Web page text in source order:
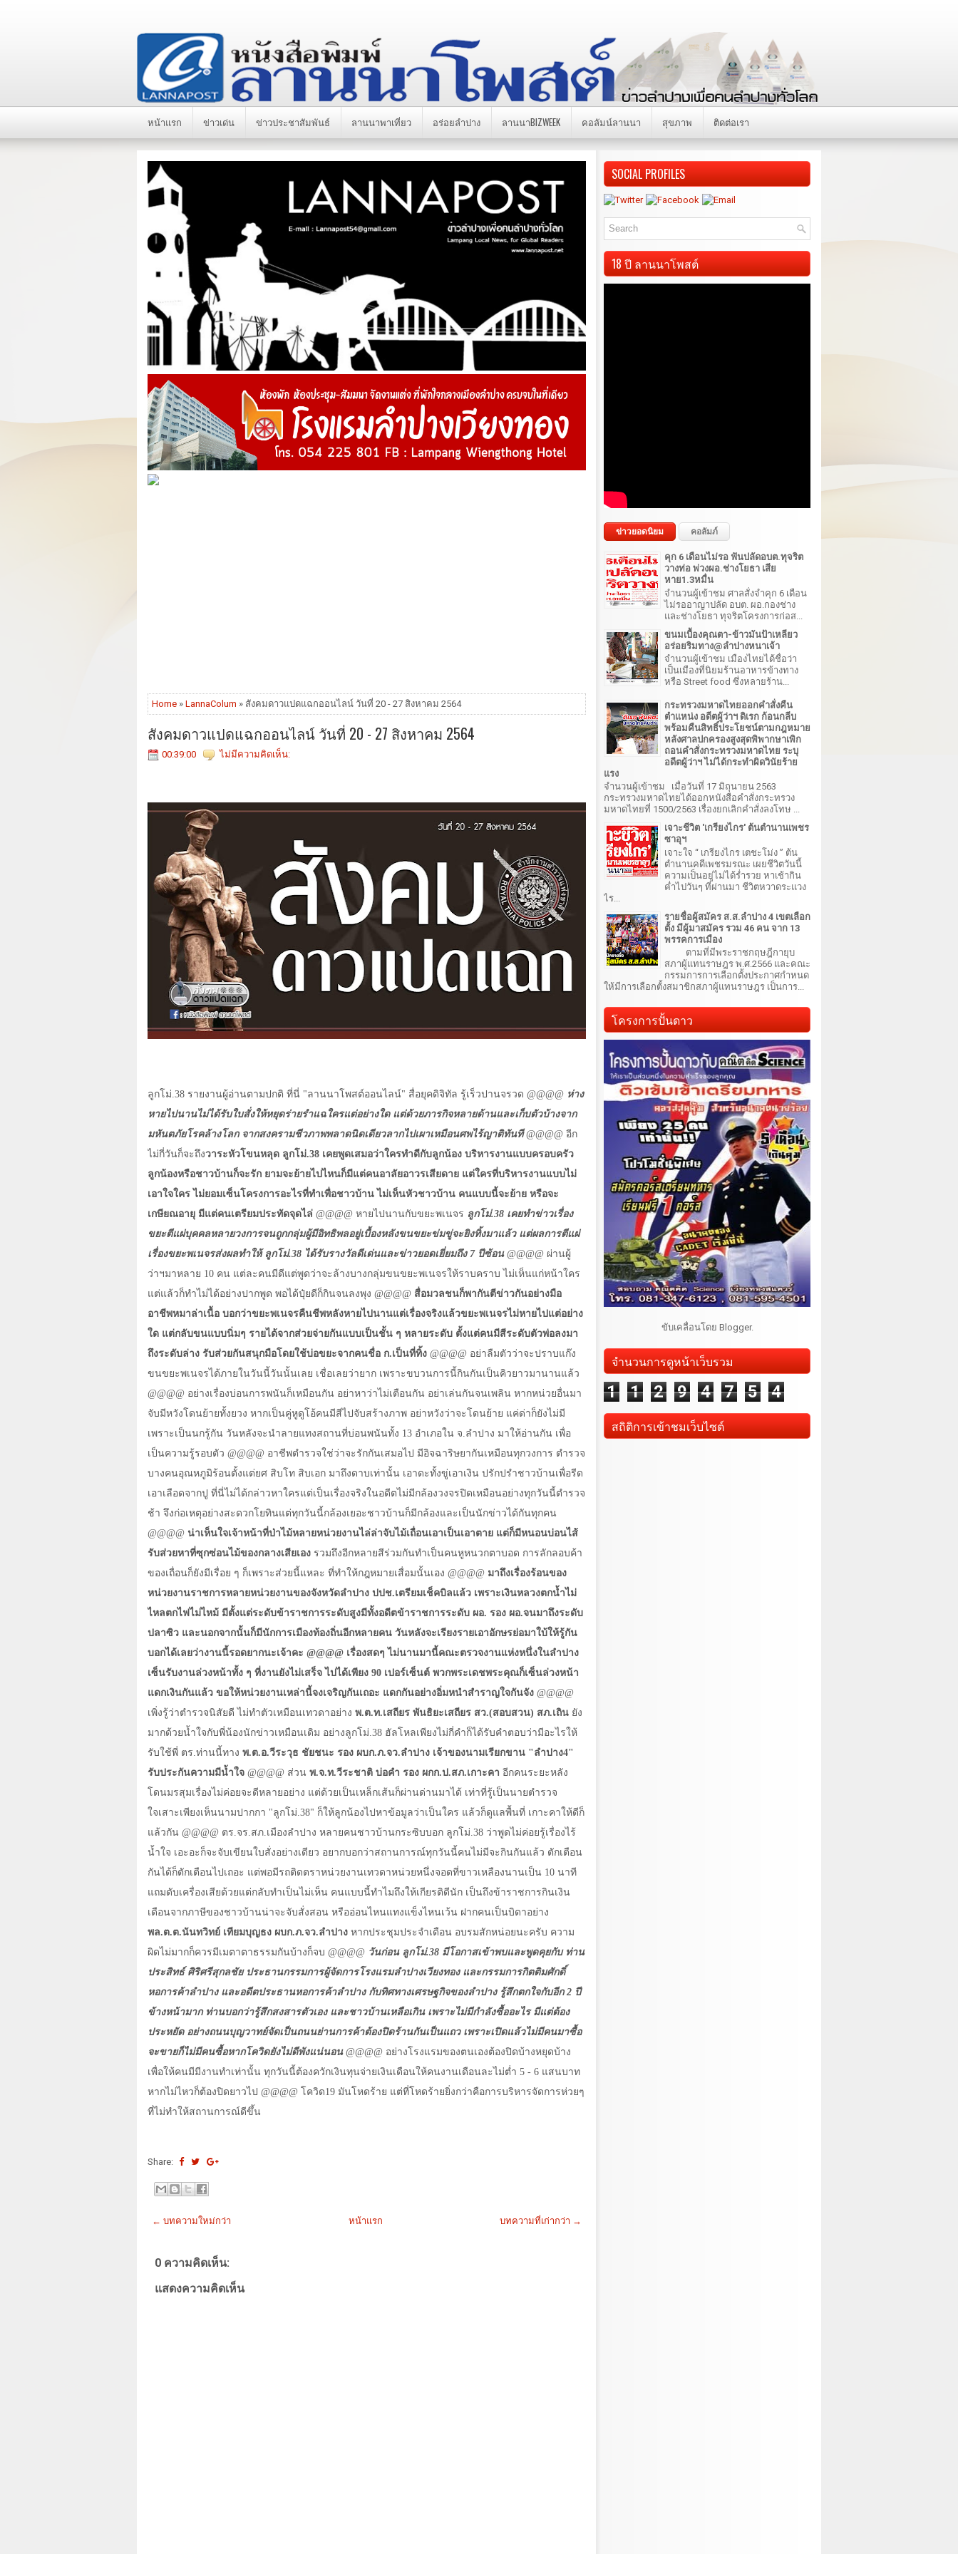
หน้าแรก ข่าวเด่น ข่าวประชาสัมพันธ์ ลานนาพาเที่ยว อร่อยลำปาง ลานนาBIZWEEK คอลัมน์ลานนา สุขภาพ ติดต่อเรา
Home » LannaColum » สังคมดาวแปดแฉกออนไลน์ วันที่ 20 - 27 สิงหาคม 2564
สังคมดาวแปดแฉกออนไลน์ วันที่ 20 - 27 สิงหาคม 2564
00:39:00 ไม่มีความคิดเห็น:
ลูกโม่.38 รายงานผู้อ่านตามปกติ ที่นี่ "ลานนาโพสต์ออนไลน์" สื่อยุคดิจิทัล รู้เร็วปานจรวด @@@@ ห่าง
หายไปนานไม่ได้รับใบสั่งให้หยุดร่ายรำแฉใครแต่อย่างใด แต่ด้วยภารกิจหลายด้านและเก็บตัวบ้างจาก
มหันตภัยโรคล้างโลก จากสงครามชีวภาพพลาดนิดเดียวลากไปเผาเหมือนศพไร้ญาติทันที@@@@ อีก
ไม่กี่วันก็จะถึงวาระหัวโขนหลุด ลูกโม่.38 เคยพูดเสมอว่าใครทำดีกับลูกน้อง บริหารงานแบบครอบครัว
ลูกน้องหรือชาวบ้านก็จะรัก ยามจะย้ายไปไหนก็มีแต่คนอาลัยอาวรเสียดาย แต่ใครที่บริหารงานแบบไม่
เอาใจใคร ไม่ยอมเซ็นโครงการอะไรที่ทำเพื่อชาวบ้าน ไม่เห็นหัวชาวบ้าน คนแบบนี้จะย้าย หรือจะ
เกษียณอายุ มีแต่คนเตรียมประทัดจุดไล่ @@@@ หายไปนานกับขยะพเนจร ลูกโม่.38 เคยทำข่าวเรื่อง
ขยะตีแผ่บุคคลหลายวงการจนถูกกลุ่มผู้มีอิทธิพลอยู่เบื้องหลังขนขยะข่มขู่จะยิงทิ้งมาแล้ว แต่ผลการตีแผ่
เรื่องขยะพเนจรส่งผลทำให้ ลูกโม่.38 ได้รับรางวัลดีเด่นและข่าวยอดเยี่ยมถึง 7 ปีซ้อน @@@@ ผ่านผู้
ว่าฯมาหลาย 10 คน แต่ละคนมีดีแต่พูดว่าจะล้างบางกลุ่มขนขยะพเนจรให้ราบคราบ ไม่เห็นแก่หน้าใคร
แต่แล้วก็ทำไม่ได้อย่างปากพูด พอได้ปุ๋ยดีก็กินจนลงพุง @@@@ สื่อมวลชนก็พากันตีข่าวกันอย่างมือ
อาชีพหมาล่าเนื้อ บอกว่าขยะพเนจรคืนชีพหลังหายไปนานแต่เรื่องจริงแล้วขยะพเนจรไม่หายไปแต่อย่าง
ใด แต่กลับขนแบบนิ่มๆ รายได้จากส่วยจ่ายกันแบบเป็นชั้น ๆ หลายระดับ ตั้งแต่คนมีสีระดับตัวพ่อลงมา
ถึงระดับล่าง รับส่วยกันสนุกมือโดยใช้บ่อขยะจากคนชื่อ ก.เป็นที่ทิ้ง @@@@ อย่าลืมตัวว่าจะปราบแก๊ง
ขนขยะพเนจรได้ภายในวันนี้วันนั้นเลย เชื่อเลยว่ายาก เพราะขบวนการนี้กินกันเป็นคิวยาวมานานแล้ว
@@@@ อย่างเรื่องบ่อนการพนันก็เหมือนกัน อย่าหาว่าไม่เตือนกัน อย่าเล่นกันจนเพลิน หากหน่วยอื่นมา
จับมีหวังโดนย้ายทั้งยวง หากเป็นคู่หูดูโอ้คนมีสีไปจับสร้างภาพ อย่าหวังว่าจะโดนย้าย แค่ด่าก็ยังไม่มี
เพราะเป็นนกรู้กัน วันหลังจะนำลายแทงสถานที่บ่อนพนันทั้ง 13 อำเภอใน จ.ลำปาง มาให้อ่านกัน เพื่อ
เป็นความรู้รอบตัว @@@@ อาชีพตำรวจใช่ว่าจะรักกันเสมอไป มีอิจฉาริษยากันเหมือนทุกวงการ ตำรวจ
บางคนอุณหภูมิร้อนตั้งแต่ยศ สิบโท สิบเอก มาถึงดาบเท่านั้น เอาดะทั้งขู่เอาเงิน ปรักปรำชาวบ้านเพื่อรีด
เอาเลือดจากปู ที่นี่ไม่ได้กล่าวหาใครแต่เป็นเรื่องจริงในอดีตไม่มีกล้องวงจรปิดเหมือนอย่างทุกวันนี้ตำรวจ
ช้า จึงก่อเหตุอย่างสะดวกโยทินแต่ทุกวันนี้กล้องเยอะชาวบ้านก็มีกล้องและเป็นนักข่าวได้กันทุกคน
@@@@ น่าเห็นใจเจ้าหน้าที่ป่าไม้หลายหน่วยงานไล่ล่าจับไม้เถื่อนเอาเป็นเอาตาย แต่ก็มีหนอนบ่อนไส้
รับส่วยหาที่ซุกซ่อนไม้ของกลางเสียเอง รวมถึงอีกหลายสีร่วมกันทำเป็นคนหูหนวกตาบอด การลักลอบค้า
ของเถื่อนก็ยังมีเรื่อย ๆ ก็เพราะส่วยนี้แหละ ที่ทำให้กฎหมายเสื่อมนั้นเอง @@@@ มาถึงเรื่องร้อนของ
หน่วยงานราชการหลายหน่วยงานของจังหวัดลำปาง ปปช.เตรียมเช็คบิลแล้ว เพราะเงินหลวงตกน้ำไม่
ไหลตกไฟไม่ไหม้ มีตั้งแต่ระดับข้าราชการระดับสูงมีทั้งอดีตข้าราชการระดับ ผอ. รอง ผอ.จนมาถึงระดับ
ปลาซิว และนอกจากนั้นก็มีนักการเมืองท้องถิ่นอีกหลายคน วันหลังจะเรียงรายเอาอักษรย่อมาใบ้ให้รู้กัน
บอกได้เลยว่างานนี้รอดยากนะเจ้าคะ @@@@ เรื่องสดๆ ไม่นานมานี้คณะตรวจงานแห่งหนึ่งในลำปาง
เซ็นรับงานล่วงหน้าทั้ง ๆ ที่งานยังไม่เสร็จ ไปได้เพียง 90 เปอร์เซ็นต์ พวกพระเดชพระคุณก็เซ็นล่วงหน้า
แดกเงินกันแล้ว ขอให้หน่วยงานเหล่านี้จงเจริญกันเถอะ แดกกันอย่างอิ่มหนำสำราญใจกันจัง @@@@
เพิ่งรู้ว่าตำรวจนิสัยดี ไม่ทำตัวเหมือนเทวดาอย่าง พ.ต.ท.เสถียร พันธิยะเสถียร สว.(สอบสวน) สภ.เถิน ยัง
มากด้วยน้ำใจกับพี่น้องนักข่าวเหมือนเดิม อย่างลูกโม่.38 ฮัลโหลเพียงไม่กี่คำก็ได้รับคำตอบว่ามีอะไรให้
รับใช้พี่ ตร.ท่านนี้ทาง พ.ต.อ.วีระวุธ ชัยชนะ รอง ผบก.ภ.จว.ลำปาง เจ้าของนามเรียกขาน "ลำปาง4"
รับประกันความมีน้ำใจ @@@@ ส่วน พ.จ.ท.วีระชาติ บ่อคำ รอง ผกก.ป.สภ.เกาะคา อีกคนระยะหลัง
โดนมรสุมเรื่องไม่ค่อยจะดีหลายอย่าง แต่ด้วยเป็นเหล็กเส้นก็ผ่านด่านมาได้ เท่าที่รู้เป็นนายตำรวจ
ใจเสาะเพียงเห็นนามปากกา "ลูกโม่.38" ก็ให้ลูกน้องไปหาข้อมูลว่าเป็นใคร แล้วก็ดูแลพื้นที่ เกาะคาให้ดีก็
แล้วกัน @@@@ ตร.จร.สภ.เมืองลำปาง หลายคนชาวบ้านกระซิบบอก ลูกโม่.38 ว่าพูดไม่ค่อยรู้เรื่องไร้
น้ำใจ เอะอะก็จะจับเขียนใบสั่งอย่างเดียว อยากบอกว่าสถานการณ์ทุกวันนี้คนไม่มีจะกินกันแล้ว ตักเตือน
กันได้ก็ตักเตือนไปเถอะ แต่พอมีรถติดตราหน่วยงานเทวดาหน่วยหนึ่งจอดที่ขาวเหลืองนานเป็น 10 นาที
แถมดับเครื่องเสียด้วยแต่กลับทำเป็นไม่เห็น คนแบบนี้ทำไมถึงให้เกียรติดีนัก เป็นถึงข้าราชการกินเงิน
เดือนจากภาษีของชาวบ้านน่าจะจับสั่งสอน หรืออ่อนไหนแทงแข็งไหนเว้น ฝากคนเป็นบิดาอย่าง
พล.ต.ต.นันทวิทย์ เทียมบุญธง ผบก.ภ.จว.ลำปาง หากประชุมประจำเดือน อบรมสักหน่อยนะครับ ความ
ผิดไม่มากก็ควรมีเมตาตาธรรมกันบ้างก็จบ @@@@ วันก่อน ลูกโม่.38 มีโอกาสเข้าพบและพูดคุยกับ ท่าน
ประสิทธ์ ศิริศรีสุกลชัย ประธานกรรมการผู้จัดการโรงแรมลำปางเวียงทอง และกรรมการกิตติมศักดิ์
หอการค้าลำปาง และอดีตประธานหอการค้าลำปาง กับทิศทางเศรษฐกิจของลำปาง รู้สึกตกใจกับอีก 2 ปี
ข้างหน้ามาก ท่านบอกว่ารู้สึกสงสารตัวเอง และชาวบ้านเหลือเกิน เพราะไม่มีกำลังซื้ออะไร มีแต่ต้อง
ประหยัด อย่างถนนบุญวาทย์จัดเป็นถนนย่านการค้าต้องปิดร้านกันเป็นแถว เพราะเปิดแล้วไม่มีคนมาซื้อ
จะขายก็ไม่มีคนซื้อหากโควิดยังไม่ดีพังแน่นอน @@@@ อย่างโรงแรมของตนเองต้องปิดบ้างหยุดบ้าง
เพื่อให้คนมีมีงานทำเท่านั้น ทุกวันนี้ต้องควักเงินทุนจ่ายเงินเดือนให้คนงานเดือนละไม่ต่ำ 5 - 6 แสนบาท
หากไม่ไหวก็ต้องปิดยาวไป @@@@ โควิด19 มันโหดร้าย แต่ที่โหดร้ายยิ่งกว่าคือการบริหารจัดการห่วยๆ
ที่ไม่ทำให้สถานการณ์ดีขึ้น
Share:
← บทความใหม่กว่า บทความที่เก่ากว่า →
หน้าแรก
0 ความคิดเห็น:
แสดงความคิดเห็น
SOCIAL PROFILES
18 ปี ลานนาโพสต์
ข่าวยอดนิยม คอลัมภ์
คุก 6 เดือนไม่รอ ฟันปลัดอบต.ทุจริต
วางท่อ พ่วงผอ.ช่างโยธา เสีย
หาย1.3หมื่น
จำนวนผู้เข้าชม ศาลสั่งจำคุก 6 เดือน
ไม่รออาญาปลัด อบต. ผอ.กองช่าง
และช่างโยธา ทุจริตโครงการก่อส...
ขนมเบื้องคุณตา-ข้าวมันป้าเหลียว
อร่อยริมทาง@ลำปางหนาเจ้า
จำนวนผู้เข้าชม เมืองไทยได้ชื่อว่า
เป็นเมืองที่นิยมร้านอาหารข้างทาง
หรือ Street food ซึ่งหลายร้าน...
กระทรวงมหาดไทยออกคำสั่งคืน
ตำแหน่ง อดีตผู้ว่าฯ ดิเรก ก้อนกลีบ
พร้อมคืนสิทธิ์ประโยชน์ตามกฎหมาย
หลังศาลปกครองสูงสุดพิพากษาเพิก
ถอนคำสั่งกระทรวงมหาดไทย ระบุ
อดีตผู้ว่าฯ ไม่ได้กระทำผิดวินัยร้าย
แรง
จำนวนผู้เข้าชม เมื่อวันที่ 17 มิถุนายน 2563
กระทรวงมหาดไทยได้ออกหนังสือคำสั่งกระทรวง
มหาดไทยที่ 1500/2563 เรื่องยกเลิกคำสั่งลงโทษ ...
เจาะชีวิต 'เกรียงไกร' ต้นตำนานเพชร
ซาอุฯ
เจาะใจ “ เกรียงไกร เตชะโม่ง ” ต้น
ตำนานคดีเพชรมรณะ เผยชีวิตวันนี้
ความเป็นอยู่ไม่ได้ร่ำรวย หาเช้ากิน
ค่ำไปวันๆ ที่ผ่านมา ชีวิตหวาดระแวง
ไร...
รายชื่อผู้สมัคร ส.ส.ลำปาง 4 เขตเลือก
ตั้ง มีผู้มาสมัคร รวม 46 คน จาก 13
พรรคการเมือง
ตามที่มีพระราชกฤษฎีกายุบ
สภาผู้แทนราษฎร พ.ศ.2566 และคณะ
กรรมการการเลือกตั้งประกาศกำหนด
ให้มีการเลือกตั้งสมาชิกสภาผู้แทนราษฎร เป็นการ...
โครงการปั้นดาว
ขับเคลื่อนโดย Blogger.
จำนวนการดูหน้าเว็บรวม
1 1 2 9 4 7 5 4
สถิติการเข้าชมเว็บไซต์